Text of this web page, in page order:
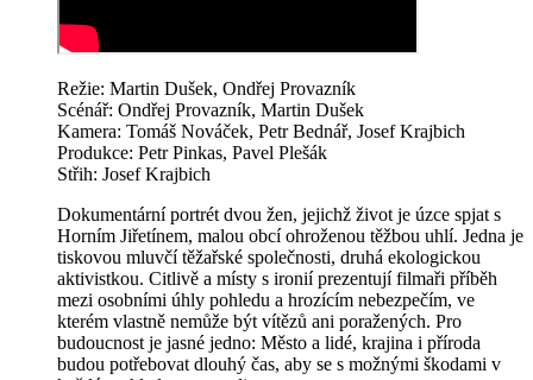
Režie: Martin Dušek, Ondřej Provazník
Scénář: Ondřej Provazník, Martin Dušek
Kamera: Tomáš Nováček, Petr Bednář, Josef Krajbich
Produkce: Petr Pinkas, Pavel Plešák
Střih: Josef Krajbich
Dokumentární portrét dvou žen, jejichž život je úzce spjat s
Horním Jiřetínem, malou obcí ohroženou těžbou uhlí. Jedna je
tiskovou mluvčí těžařské společnosti, druhá ekologickou
aktivistkou. Citlivě a místy s ironií prezentují filmaři příběh
mezi osobními úhly pohledu a hrozícím nebezpečím, ve
kterém vlastně nemůže být vítězů ani poražených. Pro
budoucnost je jasné jedno: Město a lidé, krajina i příroda
budou potřebovat dlouhý čas, aby se s možnými škodami v